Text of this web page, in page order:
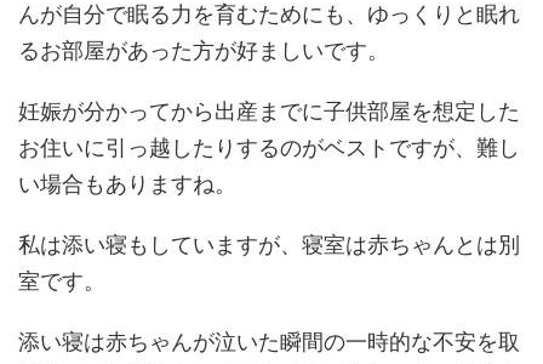
んが自分で眠る力を育むためにも、ゆっくりと眠れ
るお部屋があった方が好ましいです。
妊娠が分かってから出産までに子供部屋を想定した
お住いに引っ越したりするのがベストですが、難し
い場合もありますね。
私は添い寝もしていますが、寝室は赤ちゃんとは別
室です。
添い寝は赤ちゃんが泣いた瞬間の一時的な不安を取